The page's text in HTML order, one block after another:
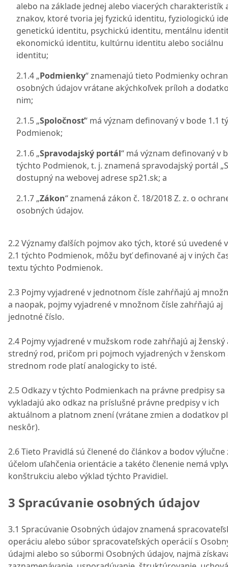
alebo na základe jednej alebo viacerých charakteristík
znakov, ktoré tvoria jej fyzickú identitu, fyziologickú
genetickú identitu, psychickú identitu, mentálnu
ekonomickú identitu, kultúrnu identitu alebo sociálnu
identitu;
2.1.4 „Podmienky“ znamenajú tieto Podmienky
osobných údajov vrátane akýchkoľvek príloh a
nim;
2.1.5 „Spoločnosť“ má význam definovaný v bode 1.1
Podmienok;
2.1.6 „Spravodajský portál“ má význam definovaný v
týchto Podmienok, t. j. znamená spravodajský portál
dostupný na webovej adrese sp21.sk; a
2.1.7 „Zákon“ znamená zákon č. 18/2018 Z. z. o
osobných údajov.
2.2 Významy ďalších pojmov ako tých, ktoré sú uvedené
2.1 týchto Podmienok, môžu byť definované aj v iných
textu týchto Podmienok.
2.3 Pojmy vyjadrené v jednotnom čísle zahŕňajú aj
a naopak, pojmy vyjadrené v množnom čísle zahŕňajú aj
jednotné číslo.
2.4 Pojmy vyjadrené v mužskom rode zahŕňajú aj ženský
stredný rod, pričom pri pojmoch vyjadrených v ženskom
strednom rode platí analogicky to isté.
2.5 Odkazy v týchto Podmienkach na právne predpisy sa
vykladajú ako odkaz na príslušné právne predpisy v ich
aktuálnom a platnom znení (vrátane zmien a dodatkov
neskôr).
2.6 Tieto Pravidlá sú členené do článkov a bodov výlučne
účelom uľahčenia orientácie a takéto členenie nemá
konštrukciu alebo výklad týchto Pravidiel.
3 Spracúvanie osobných údajov
3.1 Spracúvanie Osobných údajov znamená
operáciu alebo súbor spracovateľských operácií s
údajmi alebo so súbormi Osobných údajov, najmä